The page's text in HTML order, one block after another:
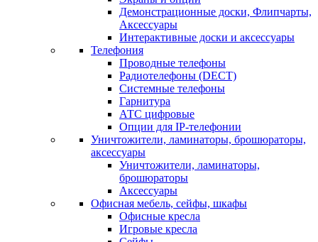
Демонстрационные доски, Флипчарты,
Аксессуары
Интерактивные доски и аксессуары
Телефония
Проводные телефоны
Радиотелефоны (DECT)
Системные телефоны
Гарнитура
АТС цифровые
Опции для IP-телефонии
Уничтожители, ламинаторы, брошюраторы,
аксессуары
Уничтожители, ламинаторы,
брошюраторы
Аксессуары
Офисная мебель, сейфы, шкафы
Офисные кресла
Игровые кресла